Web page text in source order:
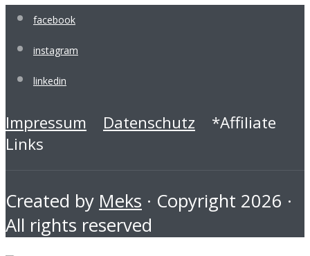
facebook
instagram
linkedin
Impressum Datenschutz *Affiliate
Links
Created by Meks · Copyright 2026 ·
All rights reserved